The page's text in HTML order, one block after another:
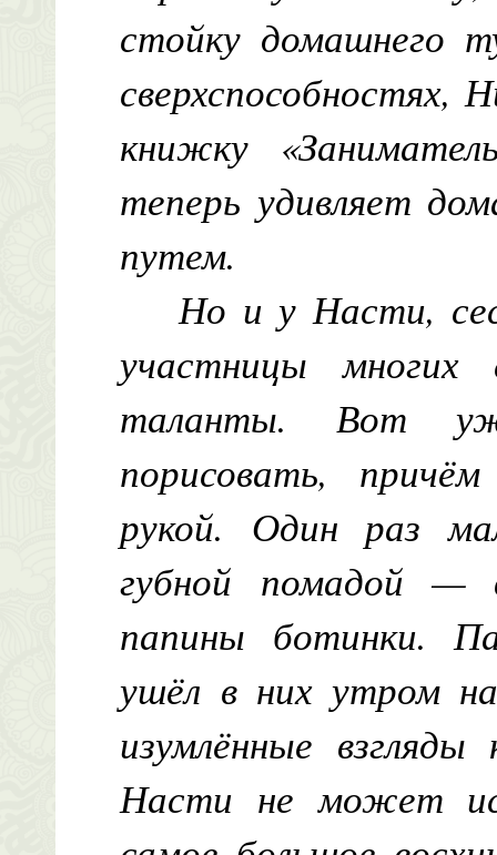
стойку домашнего
сверхспособностях,
книжку
теперь удивляет
путем.
Но и у Насти,
участницы
таланты. Вот уж
порисовать,
рукой. Один раз
губной помадой —
папины ботинки.
ушёл в них утром
изумлённые
Насти не может